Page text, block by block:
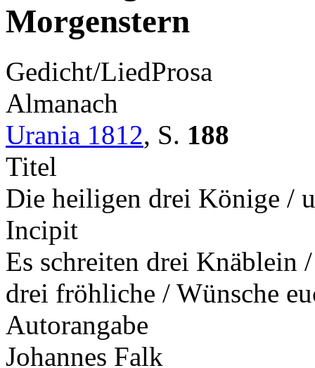
Morgenstern
Gedicht/LiedProsa
Almanach
Urania 1812, S. 188
Titel
Die heiligen drei Könige /
Incipit
Es schreiten drei Knäblein
drei fröhliche / Wünsche
Autorangabe
Johannes Falk